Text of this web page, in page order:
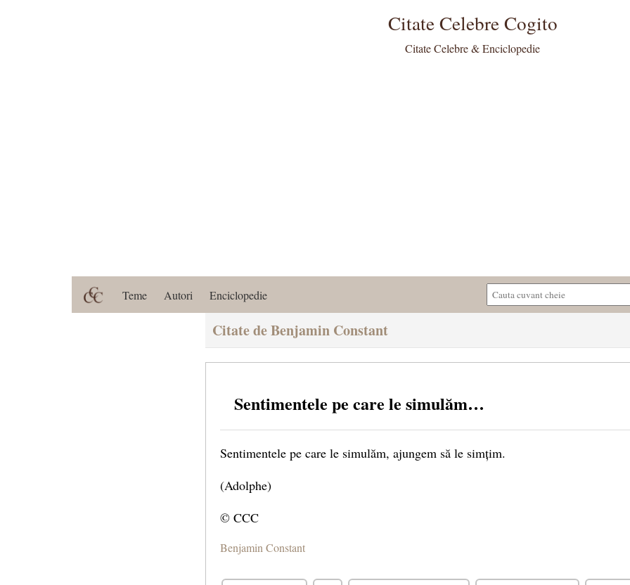
Citate Celebre Cogito
Citate Celebre & Enciclopedie
Teme Autori Enciclopedie
Citate de Benjamin Constant
Sentimentele pe care le simulăm…
Sentimentele pe care le simulăm, ajungem să le simțim.
(Adolphe)
© CCC
Benjamin Constant